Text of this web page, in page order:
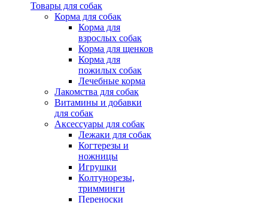
Товары для собак
Корма для собак
Корма для
взрослых собак
Корма для щенков
Корма для
пожилых собак
Лечебные корма
Лакомства для собак
Витамины и добавки
для собак
Аксессуары для собак
Лежаки для собак
Когтерезы и
ножницы
Игрушки
Колтунорезы,
тримминги
Переноски